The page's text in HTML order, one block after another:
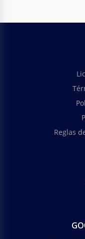
Reglas